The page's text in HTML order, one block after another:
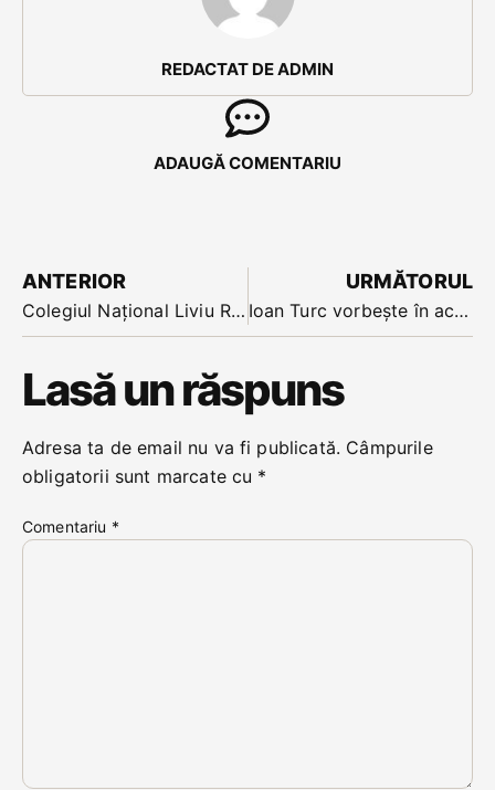
REDACTAT DE ADMIN
ADAUGĂ COMENTARIU
ANTERIOR
Colegiul Național Liviu Rebreanu va fi scoală de aplicație pentru studenții care vor să profeseze în învățământ. Au fost selectate 114 licee din țară
URMĂTORUL
Ioan Turc vorbește în această seară la BEX TV despre sondaje si ce se poate face în cele 3 luni din 2020
Lasă un răspuns
Adresa ta de email nu va fi publicată. Câmpurile
obligatorii sunt marcate cu *
Comentariu *